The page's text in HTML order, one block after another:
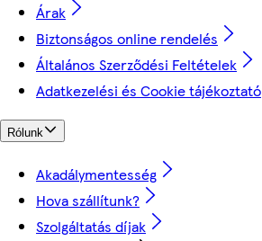
Árak
Biztonságos online rendelés
Általános Szerződési Feltételek
Adatkezelési és Cookie tájékoztató
Rólunk
Akadálymentesség
Hova szállítunk?
Szolgáltatás díjak